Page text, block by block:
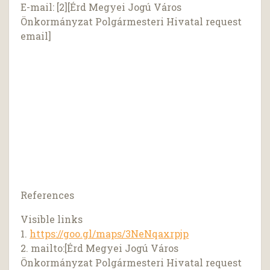
E-mail: [2][Érd Megyei Jogú Város
Önkormányzat Polgármesteri Hivatal request
email]
References
Visible links
1. https://goo.gl/maps/3NeNqaxrpjp
2. mailto:[Érd Megyei Jogú Város
Önkormányzat Polgármesteri Hivatal request